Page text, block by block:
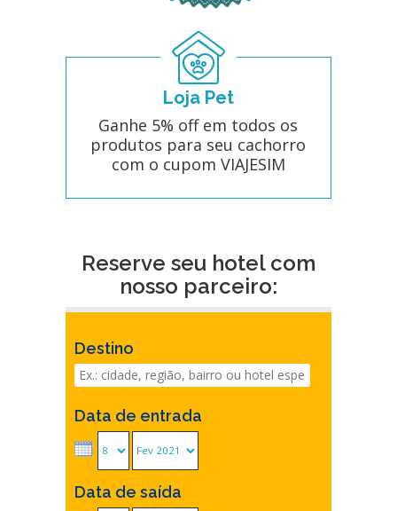
Loja Pet
Ganhe 5% off em todos os
produtos para seu cachorro
com o cupom VIAJESIM
Reserve seu hotel com
nosso parceiro:
Destino
Data de entrada
Data de saída